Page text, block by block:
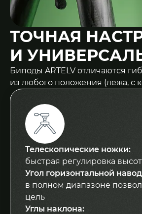
ТОЧНАЯ
И
Биподы ARTELV отличаются
из любого положения (лежа, с
Телескопические ножки:
быстрая регулировка
Угол горизонтальной
в полном диапазоне
цель
Углы наклона: